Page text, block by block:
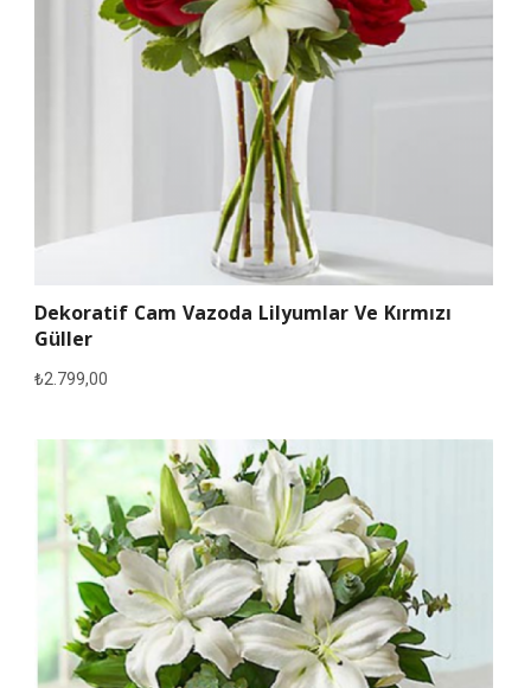
Dekoratif Cam Vazoda Lilyumlar Ve Kırmızı
Güller
₺2.799,00